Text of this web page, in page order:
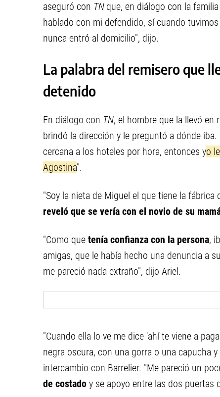
aseguró con TN que, en diálogo con la
hablado con mi defendido, sí cuando
nunca entró al domicilio", dijo.
La palabra del remisero que
detenido
En diálogo con TN, el hombre que la llevó en
brindó la dirección y le preguntó a dónde
cercana a los hoteles por hora, entonces yo
Agostina".
"Soy la nieta de Miguel el que tiene la
reveló que se vería con el novio de su
"Como que tenía confianza con la persona,
amigas, que le había hecho una denuncia a
me pareció nada extraño", dijo Ariel.
"Cuando ella lo ve me dice 'ahí te viene a
negra oscura, con una gorra o una capucha
intercambio con Barrelier. "Me pareció un
de costado y se apoyo entre las dos puertas